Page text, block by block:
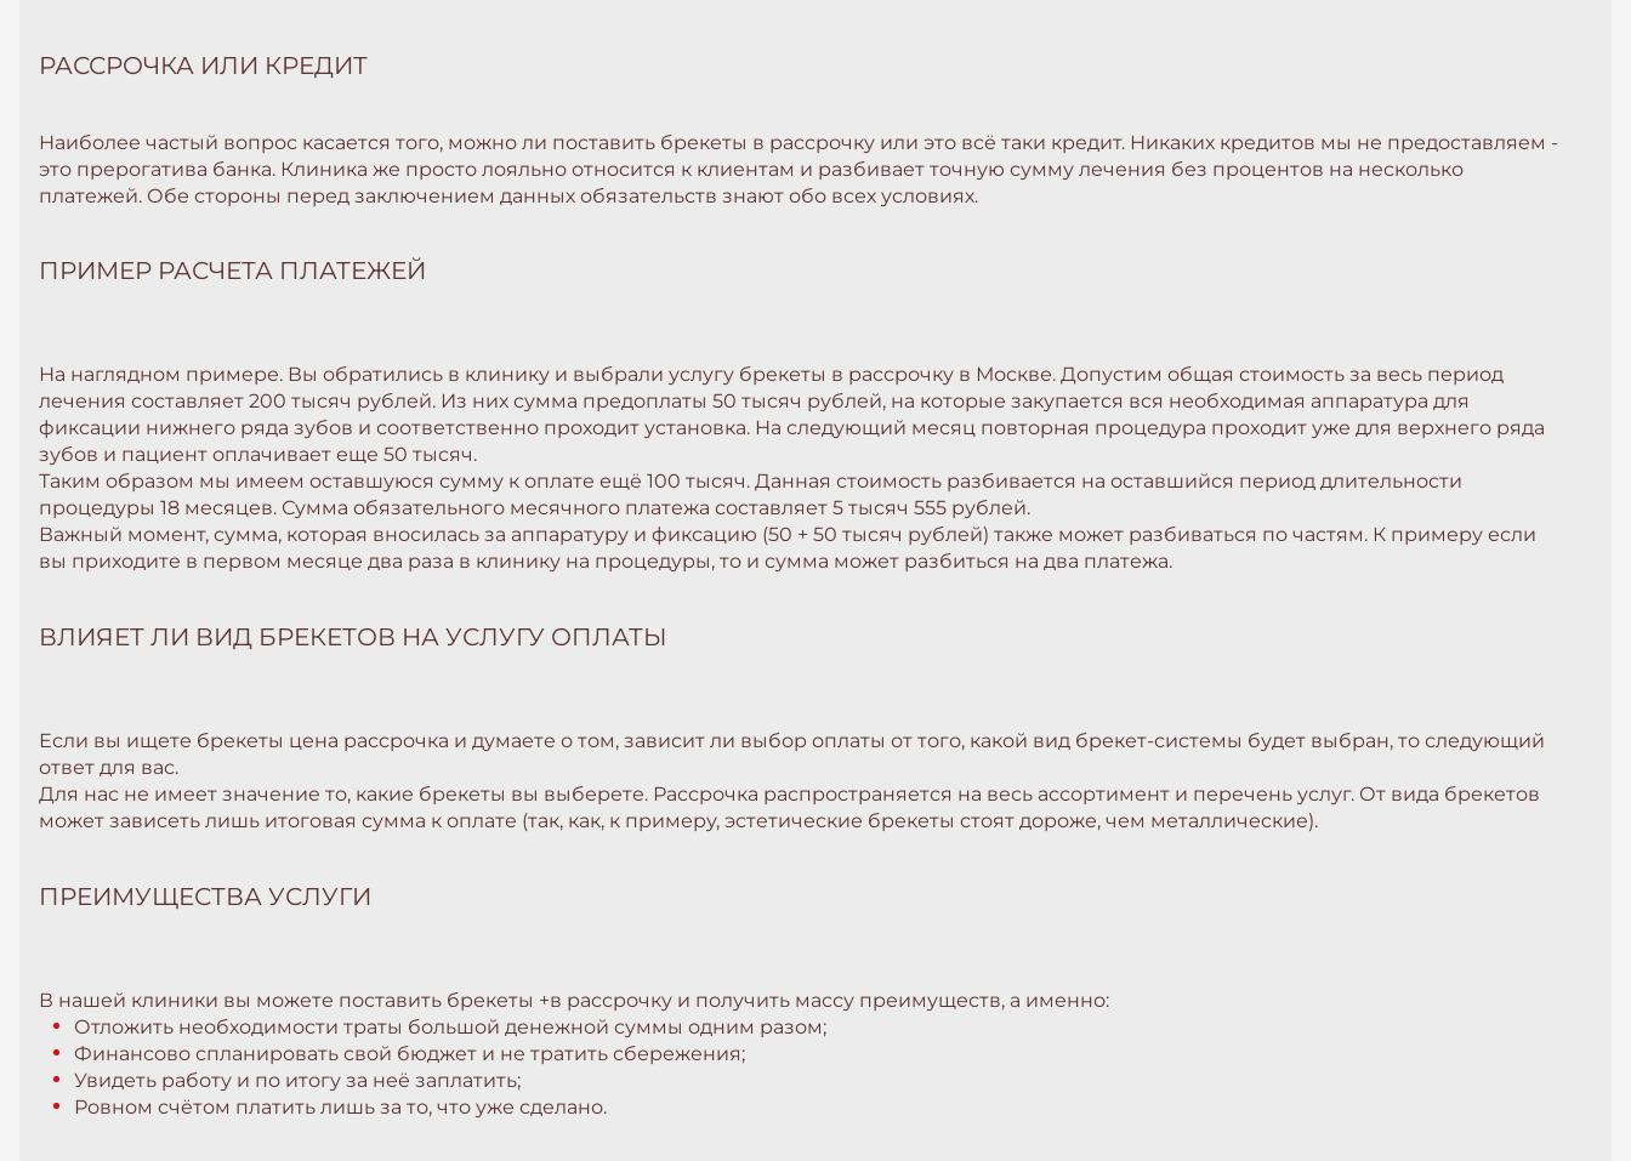
РАССРОЧКА ИЛИ КРЕДИТ
Наиболее частый вопрос касается того, можно ли поставить брекеты в рассрочку или это всё таки кредит. Никаких кредитов мы не предоставляем -
это прерогатива банка. Клиника же просто лояльно относится к клиентам и разбивает точную сумму лечения без процентов на несколько
платежей. Обе стороны перед заключением данных обязательств знают обо всех условиях.
ПРИМЕР РАСЧЕТА ПЛАТЕЖЕЙ
На наглядном примере. Вы обратились в клинику и выбрали услугу брекеты в рассрочку в Москве. Допустим общая стоимость за весь период
лечения составляет 200 тысяч рублей. Из них сумма предоплаты 50 тысяч рублей, на которые закупается вся необходимая аппаратура для
фиксации нижнего ряда зубов и соответственно проходит установка. На следующий месяц повторная процедура проходит уже для верхнего ряда
зубов и пациент оплачивает еще 50 тысяч.
Таким образом мы имеем оставшуюся сумму к оплате ещё 100 тысяч. Данная стоимость разбивается на оставшийся период длительности
процедуры 18 месяцев. Сумма обязательного месячного платежа составляет 5 тысяч 555 рублей.
Важный момент, сумма, которая вносилась за аппаратуру и фиксацию (50 + 50 тысяч рублей) также может разбиваться по частям. К примеру если
вы приходите в первом месяце два раза в клинику на процедуры, то и сумма может разбиться на два платежа.
ВЛИЯЕТ ЛИ ВИД БРЕКЕТОВ НА УСЛУГУ ОПЛАТЫ
Если вы ищете брекеты цена рассрочка и думаете о том, зависит ли выбор оплаты от того, какой вид брекет-системы будет выбран, то следующий
ответ для вас.
Для нас не имеет значение то, какие брекеты вы выберете. Рассрочка распространяется на весь ассортимент и перечень услуг. От вида брекетов
может зависеть лишь итоговая сумма к оплате (так, как, к примеру, эстетические брекеты стоят дороже, чем металлические).
ПРЕИМУЩЕСТВА УСЛУГИ
В нашей клиники вы можете поставить брекеты +в рассрочку и получить массу преимуществ, а именно:
Отложить необходимости траты большой денежной суммы одним разом;
Финансово спланировать свой бюджет и не тратить сбережения;
Увидеть работу и по итогу за неё заплатить;
Ровном счётом платить лишь за то, что уже сделано.